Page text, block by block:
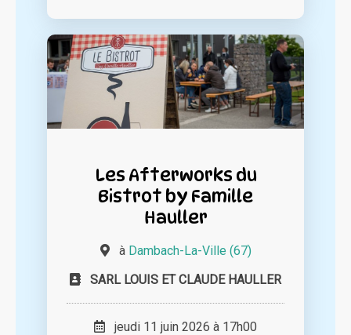
Les Afterworks du
Bistrot by Famille
Hauller
à Dambach-La-Ville (67)
SARL LOUIS ET CLAUDE HAULLER
jeudi 11 juin 2026 à 17h00